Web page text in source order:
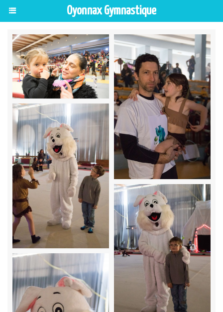
Oyonnax Gymnastique